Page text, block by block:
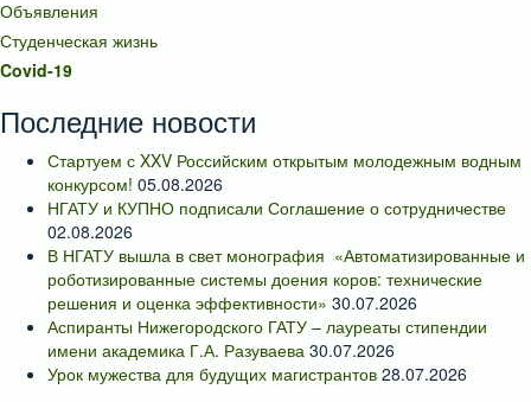
Объявления
Студенческая жизнь
Covid-19
Последние новости
Стартуем с XXV Российским открытым молодежным водным
конкурсом! 05.08.2026
НГАТУ и КУПНО подписали Соглашение о сотрудничестве
02.08.2026
В НГАТУ вышла в свет монография «Автоматизированные и
роботизированные системы доения коров: технические
решения и оценка эффективности» 30.07.2026
Аспиранты Нижегородского ГАТУ – лауреаты стипендии
имени академика Г.А. Разуваева 30.07.2026
Урок мужества для будущих магистрантов 28.07.2026